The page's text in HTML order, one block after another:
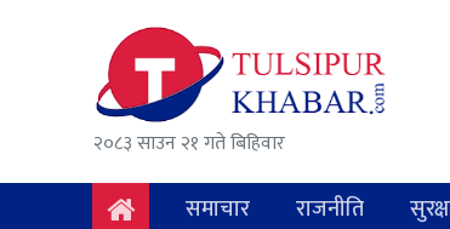
२०८३ साउन २१ गते बिहिवार
समाचार राजनीति
राजनीति